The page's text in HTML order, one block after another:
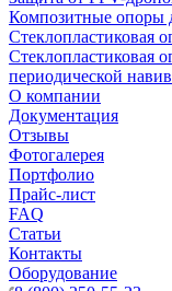
Композитные опоры
Стеклопластиковая
Стеклопластиковая
периодической
О компании
Документация
Отзывы
Фотогалерея
Портфолио
Прайс-лист
FAQ
Статьи
Контакты
Оборудование